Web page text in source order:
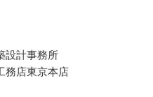
計事務所
店東京本店